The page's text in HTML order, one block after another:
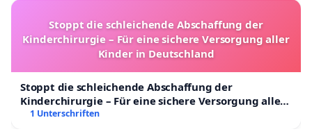
Stoppt die schleichende Abschaffung der
Kinderchirurgie – Für eine sichere Versorgung aller
Kinder in Deutschland
Stoppt die schleichende Abschaffung der
Kinderchirurgie – Für eine sichere Versorgung aller
Kinder in Deutschland
1 Unterschriften